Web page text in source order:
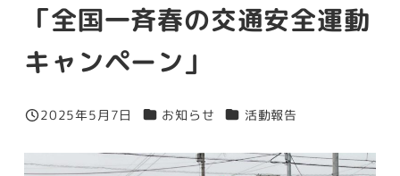
「全国一斉春の交通安全運動
キャンペーン」
投稿日
2025年5月7日 カテゴリー
お知らせ カテゴリー
活動報告